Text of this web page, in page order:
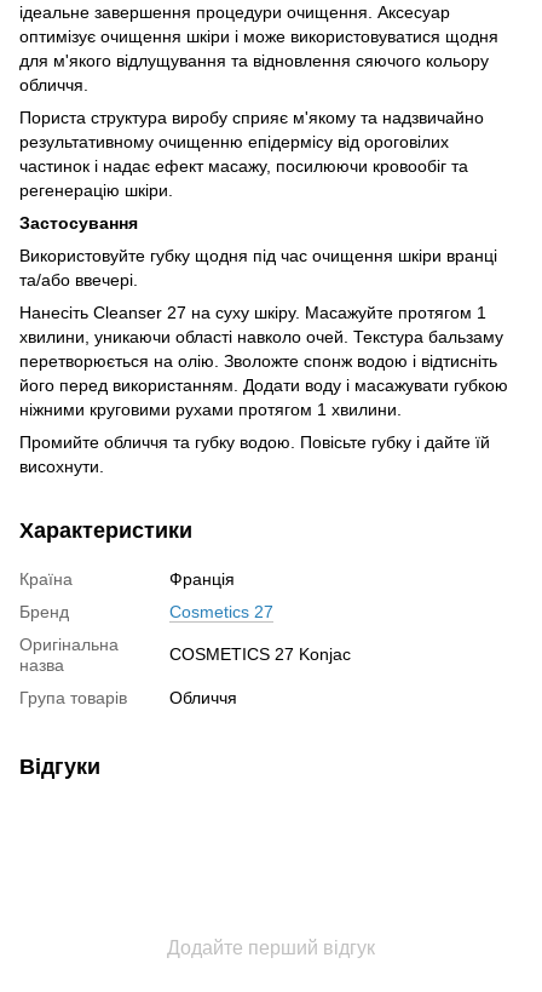
ідеальне завершення процедури очищення. Аксесуар
оптимізує очищення шкіри і може використовуватися щодня
для м'якого відлущування та відновлення сяючого кольору
обличчя.
Пориста структура виробу сприяє м'якому та надзвичайно
результативному очищенню епідермісу від ороговілих
частинок і надає ефект масажу, посилюючи кровообіг та
регенерацію шкіри.
Застосування
Використовуйте губку щодня під час очищення шкіри вранці
та/або ввечері.
Нанесіть Cleanser 27 на суху шкіру. Масажуйте протягом 1
хвилини, уникаючи області навколо очей. Текстура бальзаму
перетворюється на олію. Зволожте спонж водою і відтисніть
його перед використанням. Додати воду і масажувати губкою
ніжними круговими рухами протягом 1 хвилини.
Промийте обличчя та губку водою. Повісьте губку і дайте їй
висохнути.
Характеристики
Країна
Франція
Бренд
Cosmetics 27
Оригінальна
назва
COSMETICS 27 Konjac
Група товарів Обличчя
Відгуки
Додайте перший відгук